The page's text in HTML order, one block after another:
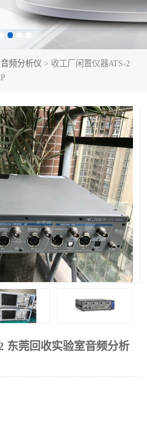
音频分析仪 > 收工厂闲置仪器ATS-2
东莞回收实验室音频分析
校准件
阻抗分析仪